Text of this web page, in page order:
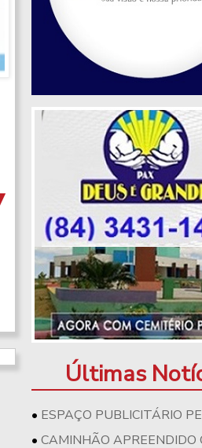
Últimas
ESPAÇO PUBLICITÁRIO
CAMINHÃO APREENDIDO